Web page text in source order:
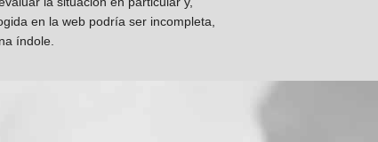
en la web podría ser incompleta,
índole.